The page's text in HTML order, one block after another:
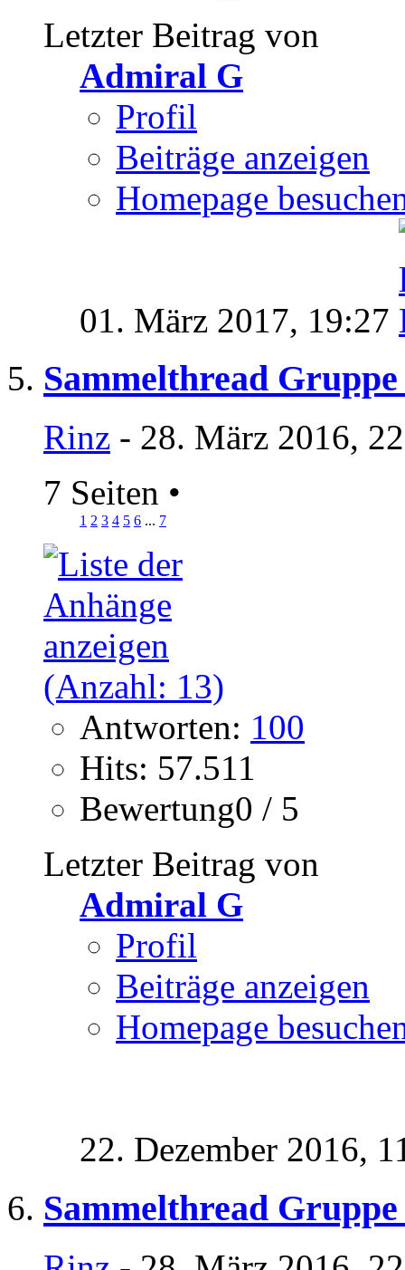
Letzter Beitrag von
Admiral G
Profil
Beiträge anzeigen
Homepage
01. März 2017, 19:27
Sammelthread Gruppe
Rinz - 28. März 2016,
7 Seiten •
1 2 3 4 5 6 ... 7
Antworten: 100
Hits: 57.511
Bewertung0 / 5
Letzter Beitrag von
Admiral G
Profil
Beiträge anzeigen
Homepage
22. Dezember 2016,
Sammelthread Gruppe